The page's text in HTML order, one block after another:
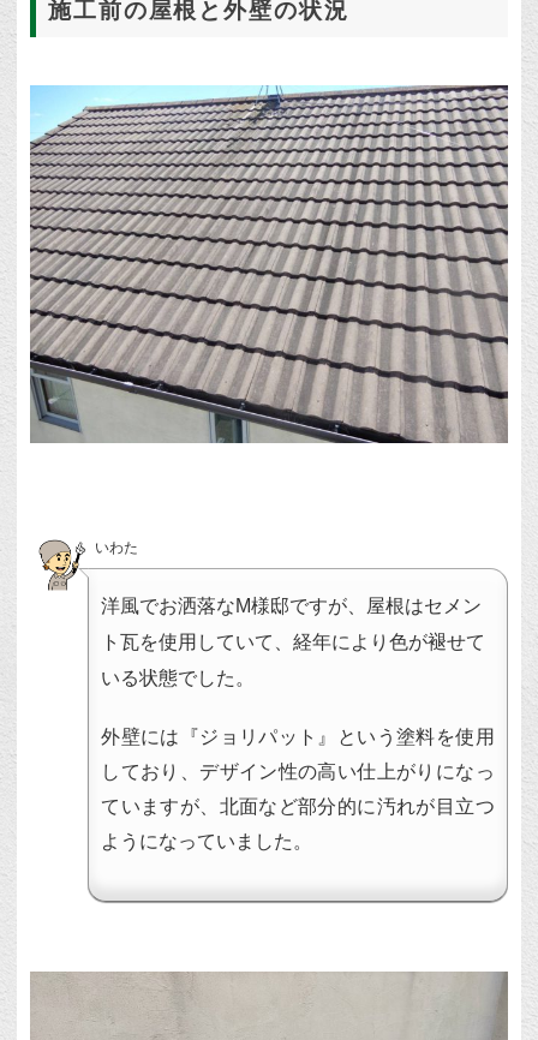
施工前の屋根と外壁の状況
いわた
洋風でお洒落なM様邸ですが、屋根はセメン
ト瓦を使用していて、経年により色が褪せて
いる状態でした。
外壁には『ジョリパット』という塗料を使用
しており、デザイン性の高い仕上がりになっ
ていますが、北面など部分的に汚れが目立つ
ようになっていました。